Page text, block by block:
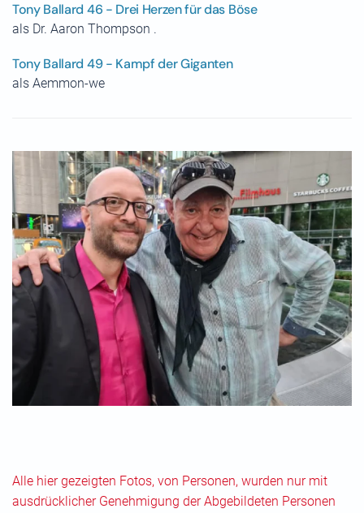
Tony Ballard 46 - Drei Herzen für das Böse
als Dr. Aaron Thompson .
Tony Ballard 49 - Kampf der Giganten
als Aemmon-we
Alle hier gezeigten Fotos, von Personen, wurden nur mit
ausdrücklicher Genehmigung der Abgebildeten Personen